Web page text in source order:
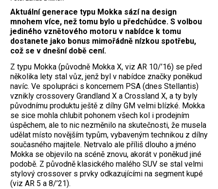
Aktuální generace typu Mokka sází na design
mnohem více, než tomu bylo u předchůdce. S volbou
jediného vznětového motoru v nabídce k tomu
dostanete jako bonus mimořádně nízkou spotřebu,
což se v dnešní době cení.
Z typu Mokka (původně Mokka X, viz AR 10/’16) se před
několika lety stal vůz, jenž byl v nabídce značky poněkud
navíc. Ve spolupráci s koncernem PSA (dnes Stellantis)
vznikly crossovery Grandland X a Crossland X, a ty byly
původnímu produktu ještě z dílny GM velmi blízké. Mokka
se sice mohla chlubit pohonem všech kol i prodejním
úspěchem, ale to nic nezměnilo na skutečnosti, že musela
udělat místo novějším typům, vybaveným technikou z dílny
současného majitele. Netrvalo ale příliš dlouho a jméno
Mokka se objevilo na scéně znovu, akorát v poněkud jiné
podobě. Z původně klasického malého SUV se stal velmi
stylový crossover s prvky odkazujícími na segment kupé
(viz AR 5 a 8/’21).